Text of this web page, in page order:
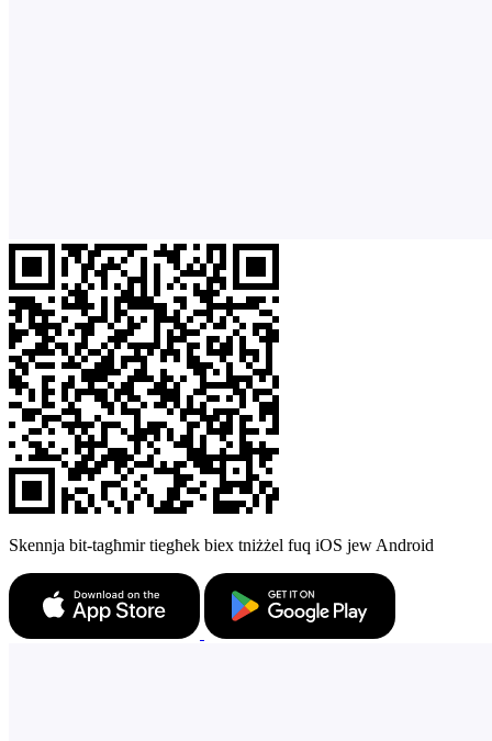
Skennja bit-tagħmir tiegħek biex tniżżel fuq iOS jew Android